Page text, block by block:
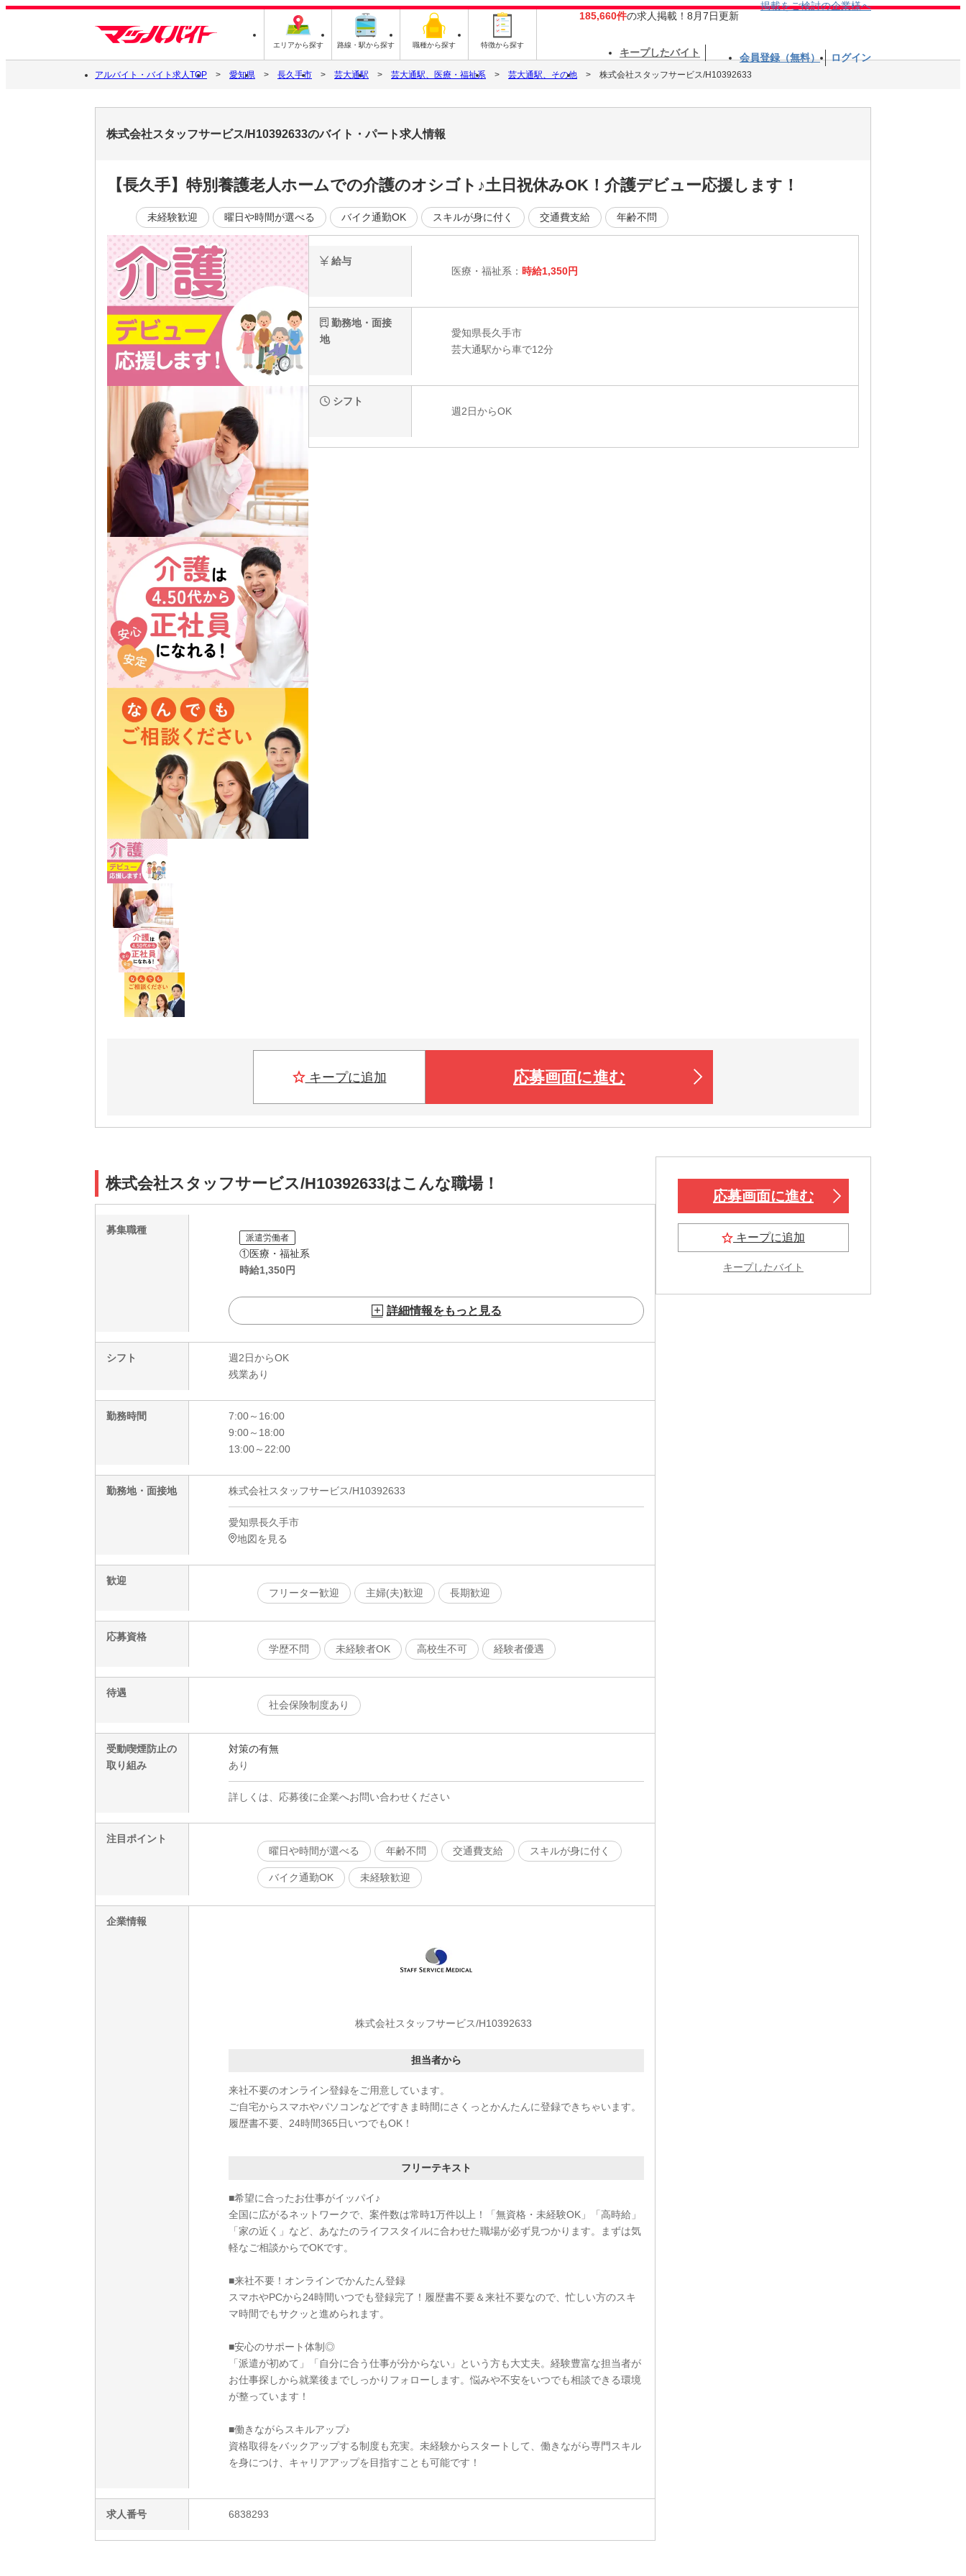
エリアから探す 路線・駅から探す 職種から探す 特徴から探す
185,660件の求人掲載！8月7日更新
掲載をご検討の企業様へ
キープしたバイト 会員登録（無料） ログイン
アルバイト・バイト求人TOP 愛知県 長久手市 芸大通駅 芸大通駅、医療・福祉系 芸大通駅、その他 株式会社スタッフサービス/H10392633
株式会社スタッフサービス/H10392633のバイト・パート求人情報
【長久手】特別養護老人ホームでの介護のオシゴト♪土日祝休みOK！介護デビュー応援します！
未経験歓迎 曜日や時間が選べる バイク通勤OK スキルが身に付く 交通費支給 年齢不問
給与
医療・福祉系： 時給1,350円
勤務地・面接
地
愛知県長久手市
芸大通駅から車で12分
シフト
週2日からOK
キープに追加 応募画面に進む
株式会社スタッフサービス/H10392633はこんな職場！
募集職種
派遣労働者
①医療・福祉系
時給1,350円
詳細情報をもっと見る
シフト
週2日からOK
残業あり
勤務時間
7:00～16:00
9:00～18:00
13:00～22:00
勤務地・面接地 株式会社スタッフサービス/H10392633
愛知県長久手市
地図を見る
歓迎
フリーター歓迎
主婦(夫)歓迎 長期歓迎
応募資格
学歴不問
未経験者OK 高校生不可 経験者優遇
待遇
社会保険制度あり
受動喫煙防止の
取り組み
対策の有無
あり
詳しくは、応募後に企業へお問い合わせください
注目ポイント
曜日や時間が選べる
年齢不問 交通費支給 スキルが身に付く
バイク通勤OK 未経験歓迎
企業情報
株式会社スタッフサービス/H10392633
担当者から
来社不要のオンライン登録をご用意しています。
ご自宅からスマホやパソコンなどですきま時間にさくっとかんたんに登録できちゃいます。
履歴書不要、24時間365日いつでもOK！
フリーテキスト
■希望に合ったお仕事がイッパイ♪
全国に広がるネットワークで、案件数は常時1万件以上！「無資格・未経験OK」「高時給」
「家の近く」など、あなたのライフスタイルに合わせた職場が必ず見つかります。まずは気
軽なご相談からでOKです。
■来社不要！オンラインでかんたん登録
スマホやPCから24時間いつでも登録完了！履歴書不要＆来社不要なので、忙しい方のスキ
マ時間でもサクッと進められます。
■安心のサポート体制◎
「派遣が初めて」「自分に合う仕事が分からない」という方も大丈夫。経験豊富な担当者が
お仕事探しから就業後までしっかりフォローします。悩みや不安をいつでも相談できる環境
が整っています！
■働きながらスキルアップ♪
資格取得をバックアップする制度も充実。未経験からスタートして、働きながら専門スキル
を身につけ、キャリアアップを目指すことも可能です！
求人番号 6838293
応募画面に進む
キープに追加
キープしたバイト